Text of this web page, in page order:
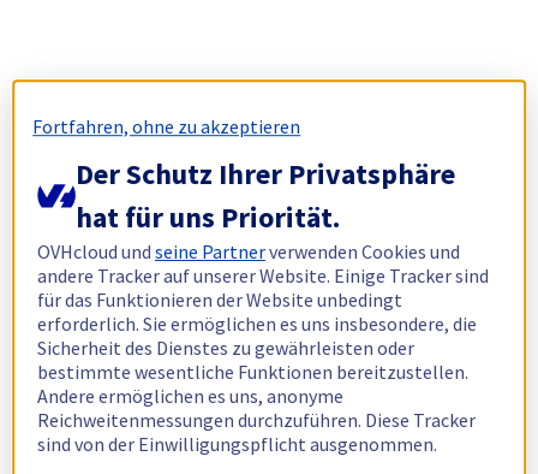
Fortfahren, ohne zu akzeptieren
Der Schutz Ihrer Privatsphäre
hat für uns Priorität.
OVHcloud undseine Partnerverwenden Cookies und
andere Tracker auf unserer Website. Einige Tracker sind
für das Funktionieren der Website unbedingt
erforderlich. Sie ermöglichen es uns insbesondere, die
Sicherheit des Dienstes zu gewährleisten oder
bestimmte wesentliche Funktionen bereitzustellen.
Andere ermöglichen es uns, anonyme
Reichweitenmessungen durchzuführen. Diese Tracker
sind von der Einwilligungspflicht ausgenommen.